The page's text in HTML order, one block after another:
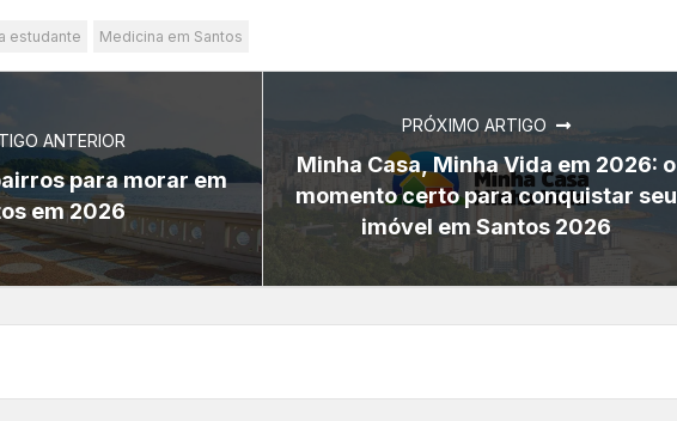
estudante Medicina em Santos
ANTERIOR
para morar em
em 2026
PRÓXIMO ARTIGO
Minha Casa, Minha Vida em 2026: o
momento certo para conquistar seu
imóvel em Santos 2026